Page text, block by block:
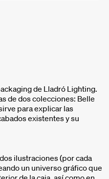
de Lladró Lighting.
de dos colecciones: Belle
para explicar las
existentes y su
ilustraciones (por cada
un universo gráfico que